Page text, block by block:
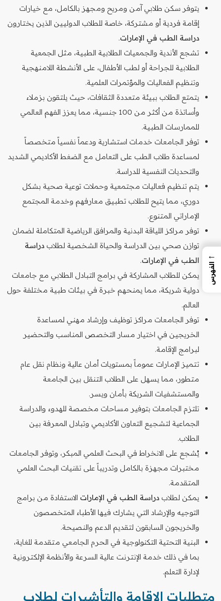
يتوفر سكن طلابي آمن ومريح ومجهز بالكامل، مع خيارات
إقامة فردية أو مشتركة، خاصة للطلاب الدوليين الذين يختارون
دراسة الطب في الإمارات.
تشجع الأندية والجمعيات الطلابية الطبية، مثل الجمعية
الطلابية للجراحة أو لطب الأطفال، على الأنشطة اللامنهجية
وتنظيم الفعاليات والمؤتمرات العلمية.
يتمتع الطلاب ببيئة متعددة الثقافات، حيث يلتقون بزملاء
وأساتذة من أكثر من 100 جنسية، مما يعزز الفهم العالمي
للممارسات الطبية.
توفر الجامعات خدمات استشارية ودعماً نفسياً متخصصاً
لمساعدة طلاب الطب على التعامل مع الضغط الأكاديمي الشديد
والتحديات النفسية للدراسة.
يتم تنظيم فعاليات مجتمعية وحملات توعية صحية بشكل
دوري، مما يتيح للطلاب تطبيق معارفهم وخدمة المجتمع
الإماراتي المتنوع.
توفر مراكز اللياقة البدنية والمرافق الرياضية المتكاملة لضمان
توازن صحي بين الدراسة والحياة الشخصية لطلاب دراسة
الطب في الإمارات.
يمكن للطلاب المشاركة في برامج التبادل الطلابي مع جامعات
دولية شريكة، مما يمنحهم خبرة في بيئات طبية مختلفة حول
العالم.
توفر الجامعات مراكز توظيف وإرشاد مهني لمساعدة
الخريجين في اختيار مسار التخصص المناسب والتحضير
لبرامج الإقامة.
تتميز الإمارات عموماً بمستويات أمان عالية ونظام نقل عام
متطور، مما يسهل على الطلاب التنقل بين الجامعة
والمستشفيات الشريكة بأمان ويسر.
تلتزم الجامعات بتوفير مساحات مخصصة للهدوء والدراسة
الجماعية لتشجيع التعاون الأكاديمي وتبادل المعرفة بين
الطلاب.
يُشجع على الانخراط في البحث العلمي المبكر، وتوفر الجامعات
مختبرات مجهزة بالكامل وتدريباً على تقنيات البحث العلمي
المتقدمة.
يمكن لطلاب دراسة الطب في الإمارات الاستفادة من برامج
التوجيه والإرشاد التي يشارك فيها الأطباء المتخصصون
والخريجون السابقون لتقديم الدعم والنصيحة.
البنية التحتية التكنولوجية في الحرم الجامعي متقدمة للغاية،
بما في ذلك خدمة الإنترنت عالية السرعة والأنظمة الإلكترونية
لإدارة التعلم.
متطلبات الإقامة والتأشيرات لطلاب
←
الفهرس